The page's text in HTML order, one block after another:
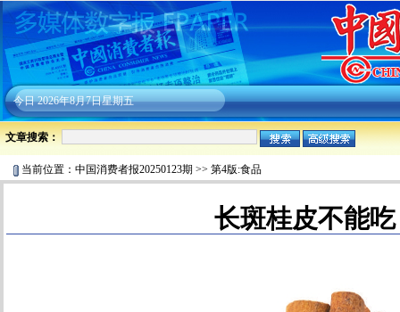
今日2026年8月7日星期五
文章搜索：
当前位置： 中国消费者报20250123期 >> 第4版:食品
长斑桂皮不能吃